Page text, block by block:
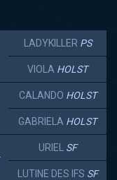
LADYKILLER PS
VIOLA HOLST
CALANDO HOLST
GABRIELA HOLST
URIEL SF
LUTINE DES IFS SF